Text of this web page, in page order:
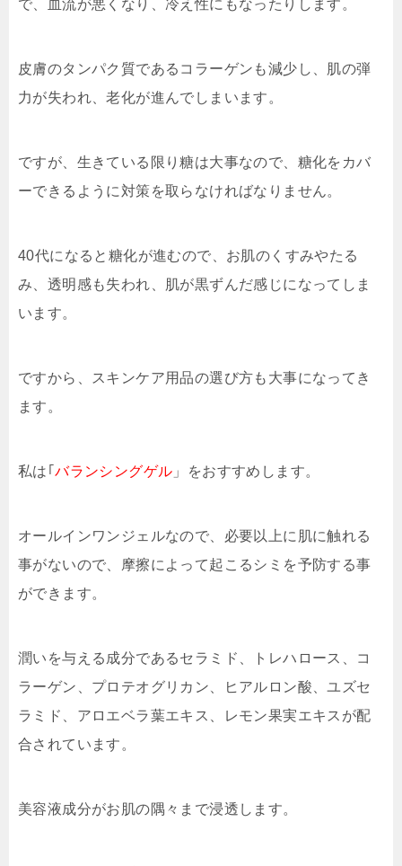
で、血流が悪くなり、冷え性にもなったりします。
皮膚のタンパク質であるコラーゲンも減少し、肌の弾
力が失われ、老化が進んでしまいます。
ですが、生きている限り糖は大事なので、糖化をカバ
ーできるように対策を取らなければなりません。
40代になると糖化が進むので、お肌のくすみやたる
み、透明感も失われ、肌が黒ずんだ感じになってしま
います。
ですから、スキンケア用品の選び方も大事になってき
ます。
私は｢バランシングゲル 」をおすすめします。
オールインワンジェルなので、必要以上に肌に触れる
事がないので、摩擦によって起こるシミを予防する事
ができます。
潤いを与える成分であるセラミド、トレハロース、コ
ラーゲン、プロテオグリカン、ヒアルロン酸、ユズセ
ラミド、アロエベラ葉エキス、レモン果実エキスが配
合されています。
美容液成分がお肌の隅々まで浸透します。